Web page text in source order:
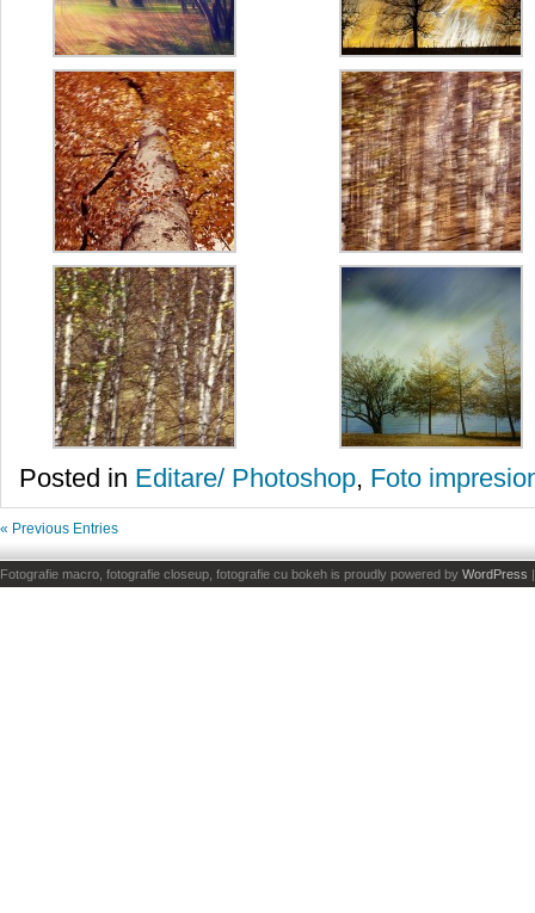
Posted in Editare/ Photoshop, Foto
« Previous Entries
Fotografie macro, fotografie closeup, fotografie cu bokeh is proudly powered by WordPress